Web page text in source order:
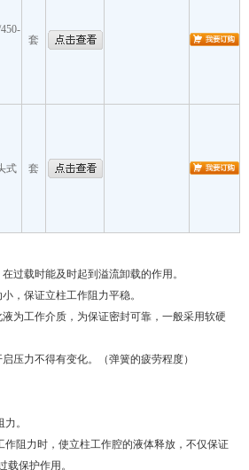
套
式 套
过载时能及时起到溢流卸载的作用。
，保证立柱工作阻力平稳。
液为工作介质，为保证密封可靠，一般采用软硬
压力不得有变化。（弹簧的疲劳程度）
。
作阻力时，使立柱工作腔的液体释放，不仅保证
载保护作用。